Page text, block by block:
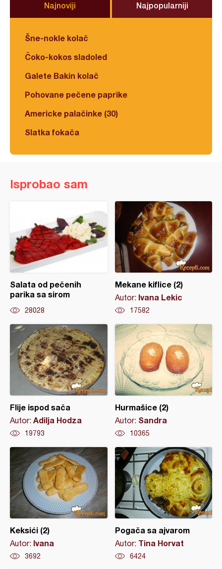
Najnoviji Najpopularniji
Šne-nokle kolač
Čoko-kokos sladoled
Galete Bakin kolač
Pohovane pečene paprike
Americke palačinke (30)
Slatka fokača
Isprobao sam
Salata od pečenih
parika sa sirom
28028
Mekane kiflice (2)
Autor: Ivana Lekic
17582
Flije ispod sača
Autor: Adilja Hodza
19793
Hurmašice (2)
Autor: Sandra
10365
Keksići (2)
Autor: Ivana
3692
Pogača sa ajvarom
Autor: Tina Horvat
6424